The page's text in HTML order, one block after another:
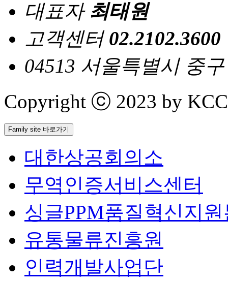
대표자 최태원
고객센터 02.2102.3600
04513 서울특별시 중
Copyright ⓒ 2023 by
Family site 바로가기
대한상공회의소
무역인증서비스센터
싱글PPM품질혁신지
유통물류진흥원
인력개발사업단